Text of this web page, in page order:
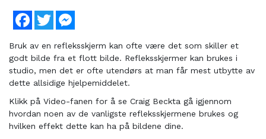
Facebook
Twitter
Bruk av en refleksskjerm kan ofte være det som skiller et
godt bilde fra et flott bilde. Refleksskjermer kan brukes i
studio, men det er ofte utendørs at man får mest utbytte av
dette allsidige hjelpemiddelet.
Klikk på Video-fanen for å se Craig Beckta gå igjennom
hvordan noen av de vanligste refleksskjermene brukes og
hvilken effekt dette kan ha på bildene dine.